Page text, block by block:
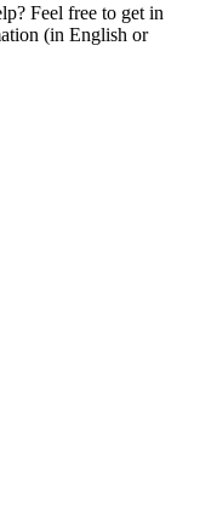
Feel free to get in
(in English or